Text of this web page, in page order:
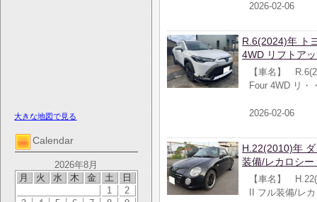
大きな地図で見る
Calendar
2026年8月
月
火 水 木 金 土 日
1
2
2026-02-06
R.6(2024)年 ト
4WD リフトア
【車名】
Four 4WD リ・
2026-02-06
H.22(2010)年
装備/レカロシ
【車名】
II フル装備/レ